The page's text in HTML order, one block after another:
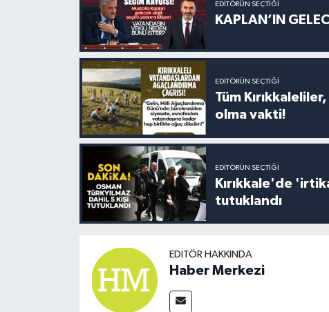
EDITÖRÜN SEÇTIĞI
KAPLAN’IN
EDITÖRÜN SEÇTIĞI
Tüm
olma vakti!
EDITÖRÜN SEÇTIĞI
Kırıkkale'de
tutuklandı
EDITÖR HAKKINDA
Haber Merkezi